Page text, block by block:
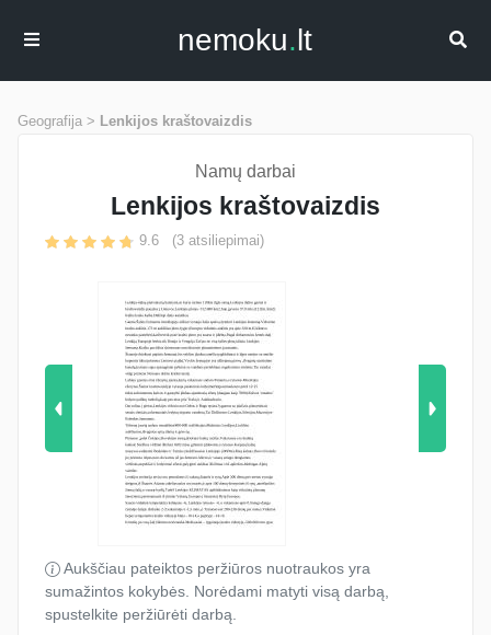
nemoku.lt
Geografija > Lenkijos kraštovaizdis
Namų darbai
Lenkijos kraštovaizdis
9.6 (3 atsiliepimai)
Aukščiau pateiktos peržiūros nuotraukos yra
sumažintos kokybės. Norėdami matyti visą darbą,
spustelkite peržiūrėti darbą.